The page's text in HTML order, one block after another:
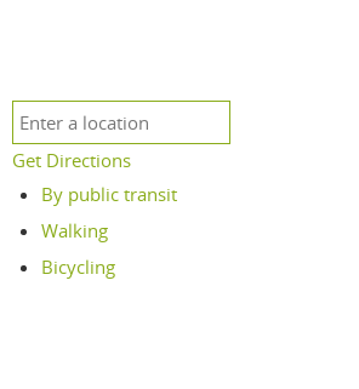
Get Directions
By public transit
Walking
Bicycling